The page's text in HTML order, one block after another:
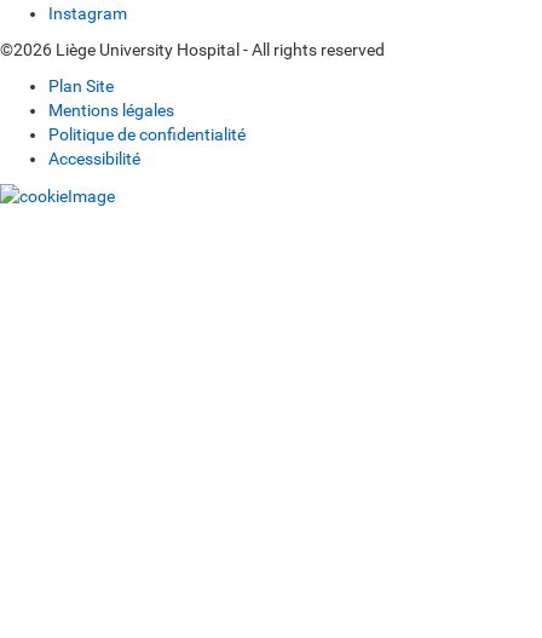
Instagram
©2026 Liège University Hospital - All rights reserved
Plan Site
Mentions légales
Politique de confidentialité
Accessibilité